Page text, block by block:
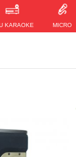
KARAOKE MICRO